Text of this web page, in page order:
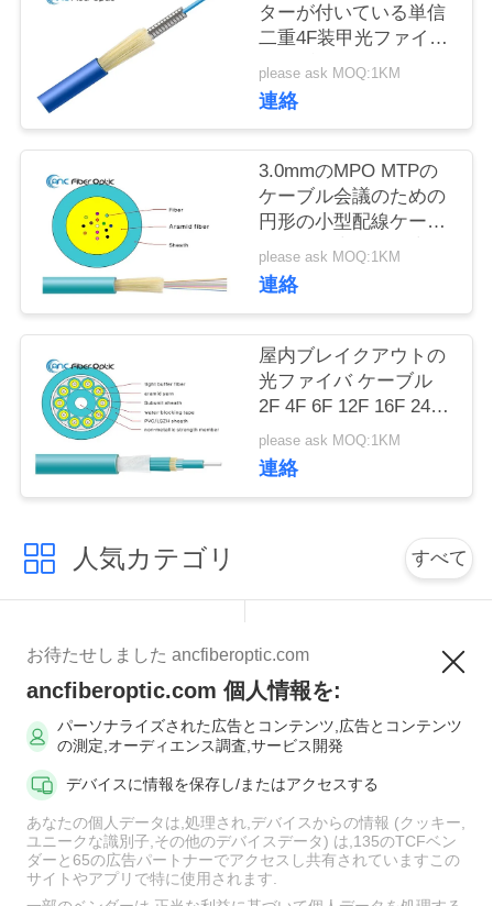
達
し
ュ
ス
場
合
NEWS
ターが付いている単信
二重4F装甲光ファイバ
ケーブル
please ask MOQ:1KM
連絡
3.0mmのMPO MTPの
ケーブル会議のための
円形の小型配線ケーブ
ル12の中心24の中心
please ask MOQ:1KM
連絡
屋内ブレイクアウトの
光ファイバ ケーブル
2F 4F 6F 12F 16F 24F
ポリ塩化ビニール
LSZH 2.0mmのジャケ
ット
please ask MOQ:1KM
連絡
人気カテゴリ すべて
ーブル
コード
光ファイバアダプタ
繊維のパッチ・コー
ドのコネクター
光ファイバーピッグ
テール
光ファイバー減衰器
お待たせしました ancfiberoptic.com
ancfiberoptic.com 個人情報を:
パーソナライズされた広告とコンテンツ,広告とコンテンツ
の測定,オーディエンス調査,サービス開発
デバイスに情報を保存し/またはアクセスする
あなたの個人データは,処理され,デバイスからの情報 (クッキー,
ユニークな識別子,その他のデバイスデータ) は,135のTCFベン
ダーと65の広告パートナーでアクセスし共有されていますこの
サイトやアプリで特に使用されます.